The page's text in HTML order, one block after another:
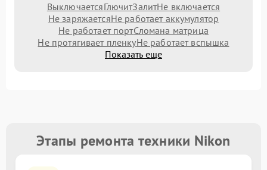
ВыключаетсяГлючитЗалитНе включается
Не заряжаетсяНе работает аккумулятор
Не работает портСломана матрица
Не протягивает пленкуНе работает вспышка
Показать еще
Этапы ремонта техники Nikon